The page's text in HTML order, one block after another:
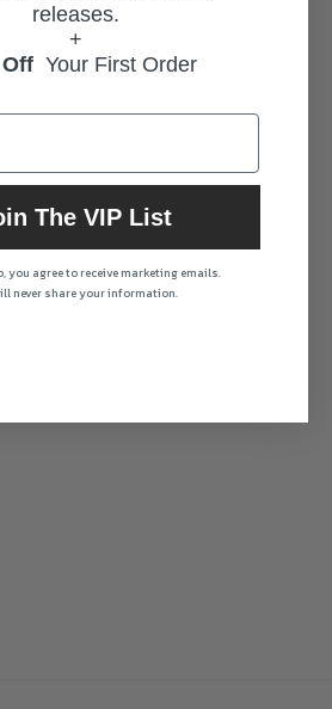
releases.
+
Off Your First Order
The VIP List
you agree to receive marketing emails.
never share your information.